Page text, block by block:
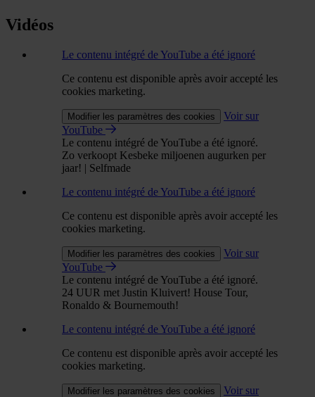
Vidéos
Le contenu intégré de YouTube a été ignoré
Ce contenu est disponible après avoir accepté les
cookies marketing.
Modifier les paramètres des cookies
Voir sur
YouTube
Le contenu intégré de YouTube a été ignoré.
Zo verkoopt Kesbeke miljoenen augurken per
jaar! | Selfmade
Le contenu intégré de YouTube a été ignoré
Ce contenu est disponible après avoir accepté les
cookies marketing.
Modifier les paramètres des cookies
Voir sur
YouTube
Le contenu intégré de YouTube a été ignoré.
24 UUR met Justin Kluivert! House Tour,
Ronaldo & Bournemouth!
Le contenu intégré de YouTube a été ignoré
Ce contenu est disponible après avoir accepté les
cookies marketing.
Modifier les paramètres des cookies
Voir sur